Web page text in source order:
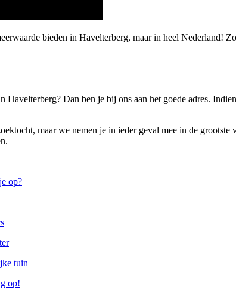
bieden in Havelterberg, maar in heel
Havelterberg? Dan ben je bij ons aan het goede adres.
maar we nemen je in ieder geval mee in de
op?
tuin
op!